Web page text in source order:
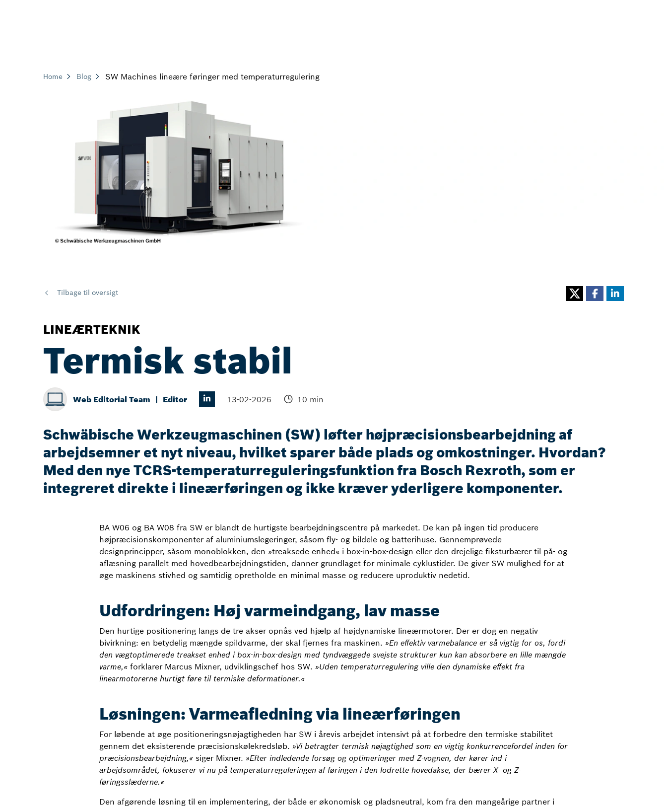
Home Blog SW Machines lineære føringer med temperaturregulering
Tilbage til oversigt
LINEÆRTEKNIK
Termisk stabil
Web Editorial Team Editor 13-02-2026 10 min
Schwäbische Werkzeugmaschinen (SW) løfter højpræcisionsbearbejdning af
arbejdsemner et nyt niveau, hvilket sparer både plads og omkostninger. Hvordan?
Med den nye TCRS-temperaturreguleringsfunktion fra Bosch Rexroth, som er
integreret direkte i lineærføringen og ikke kræver yderligere komponenter.
BA W06 og BA W08 fra SW er blandt de hurtigste bearbejdningscentre på markedet. De kan på ingen tid producere
højpræcisionskomponenter af aluminiumslegeringer, såsom fly- og bildele og batterihuse. Gennemprøvede
designprincipper, såsom monoblokken, den »treaksede enhed« i box-in-box-design eller den drejelige fiksturbærer til på- og
aflæsning parallelt med hovedbearbejdningstiden, danner grundlaget for minimale cyklustider. De giver SW mulighed for at
øge maskinens stivhed og samtidig opretholde en minimal masse og reducere uproduktiv nedetid.
Udfordringen: Høj varmeindgang, lav masse
Den hurtige positionering langs de tre akser opnås ved hjælp af højdynamiske lineærmotorer. Der er dog en negativ
bivirkning: en betydelig mængde spildvarme, der skal fjernes fra maskinen. »En effektiv varmebalance er så vigtig for os, fordi
den vægtoptimerede treakset enhed i box-in-box-design med tyndvæggede svejste strukturer kun kan absorbere en lille mængde
varme,«forklarer Marcus Mixner, udviklingschef hos SW. »Uden temperaturregulering ville den dynamiske effekt fra
linearmotorerne hurtigt føre til termiske deformationer.«
Løsningen: Varmeafledning via lineærføringen
For løbende at øge positioneringsnøjagtigheden har SW i årevis arbejdet intensivt på at forbedre den termiske stabilitet
gennem det eksisterende præcisionskølekredsløb. »Vi betragter termisk nøjagtighed som en vigtig konkurrencefordel inden for
præcisionsbearbejdning,«siger Mixner. »Efter indledende forsøg og optimeringer med Z-vognen, der kører ind i
arbejdsområdet, fokuserer vi nu på temperaturreguleringen af føringen i den lodrette hovedakse, der bærer X- og Z-
føringsslæderne.«
Den afgørende løsning til en implementering, der både er økonomisk og pladsneutral, kom fra den mangeårige partner i